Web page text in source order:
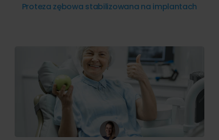
Proteza zębowa stabilizowana na implantach